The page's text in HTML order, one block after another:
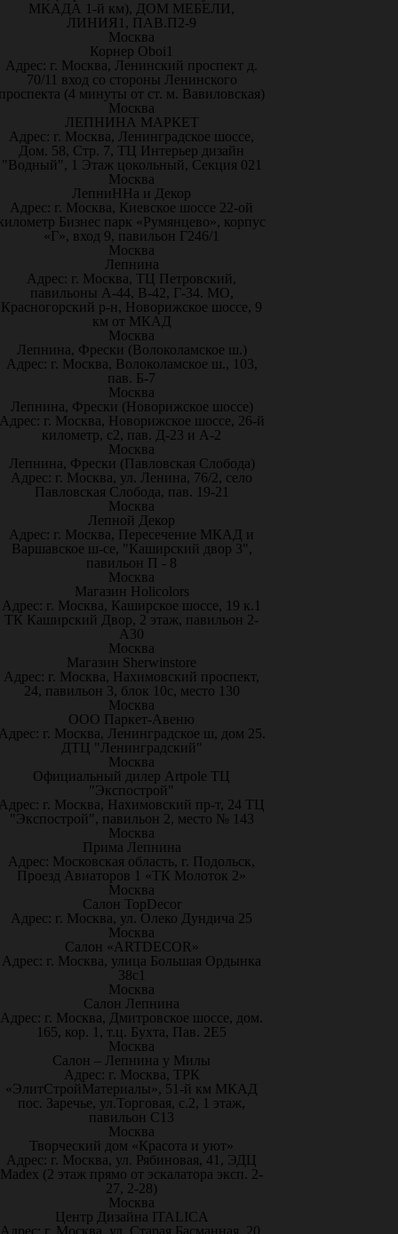
МКАДА 1-й км), ДОМ МЕБЕЛИ,
ЛИНИЯ1, ПАВ.П2-9
Москва
Корнер Oboi1
Адрес: г. Москва, Ленинский проспект д.
70/11 вход со стороны Ленинского
(4 минуты от ст. м. Вавиловская)
Москва
ЛЕПНИНА МАРКЕТ
Адрес: г. Москва, Ленинградское шоссе,
Дом. 58, Стр. 7, ТЦ Интерьер дизайн
"Водный", 1 Этаж цокольный, Секция 021
Москва
ЛепниННа и Декор
Адрес: г. Москва, Киевское шоссе 22-ой
Бизнес парк «Румянцево», корпус
«Г», вход 9, павильон Г246/1
Москва
Лепнина
Адрес: г. Москва, ТЦ Петровский,
павильоны А-44, В-42, Г-34. МО,
Красногорский р-н, Новорижское шоссе, 9
км от МКАД
Москва
Лепнина, Фрески (Волоколамское ш.)
Адрес: г. Москва, Волоколамское ш., 103,
пав. Б-7
Москва
Лепнина, Фрески (Новорижское шоссе)
г. Москва, Новорижское шоссе, 26-й
километр, с2, пав. Д-23 и А-2
Москва
Лепнина, Фрески (Павловская Слобода)
Адрес: г. Москва, ул. Ленина, 76/2, село
Павловская Слобода, пав. 19-21
Москва
Лепной Декор
Адрес: г. Москва, Пересечение МКАД и
Варшавское ш-се, "Каширский двор 3",
павильон П - 8
Москва
Магазин Holicolors
Адрес: г. Москва, Каширское шоссе, 19 к.1
ТК Каширский Двор, 2 этаж, павильон 2-
А30
Москва
Магазин Sherwinstore
Адрес: г. Москва, Нахимовский проспект,
24, павильон 3, блок 10с, место 130
Москва
ООО Паркет-Авeню
г. Москва, Ленинградское ш, дом 25.
ДТЦ "Ленинградский"
Москва
Официальный дилер Artpole ТЦ
"Экспострой"
г. Москва, Нахимовский пр-т, 24 ТЦ
"Экспострой", павильон 2, место № 143
Москва
Прима Лепнина
Адрес: Московская область, г. Подольск,
Проезд Авиаторов 1 «ТК Молоток 2»
Москва
Салон TopDecor
Адрес: г. Москва, ул. Олеко Дундича 25
Москва
Салон «ARTDECOR»
Адрес: г. Москва, улица Большая Ордынка
38с1
Москва
Салон Лепнина
Адрес: г. Москва, Дмитровское шоссе, дом.
165, кор. 1, т.ц. Бухта, Пав. 2Е5
Москва
Салон – Лепнина у Милы
Адрес: г. Москва, ТРК
«ЭлитСтройМатериалы», 51-й км МКАД
пос. Заречье, ул.Торговая, с.2, 1 этаж,
павильон С13
Москва
Творческий дом «Красота и уют»
Адрес: г. Москва, ул. Рябиновая, 41, ЭДЦ
Madex (2 этаж прямо от эскалатора эксп. 2-
27, 2-28)
Москва
Центр Дизайна ITALICA
Адрес: г. Москва, ул. Старая Басманная, 20,